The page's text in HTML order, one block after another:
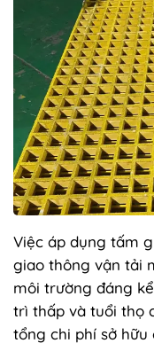
Việc áp dụng tấm
giao thông vận tải
môi trường đáng
trì thấp và tuổi thọ
tổng chi phí sở